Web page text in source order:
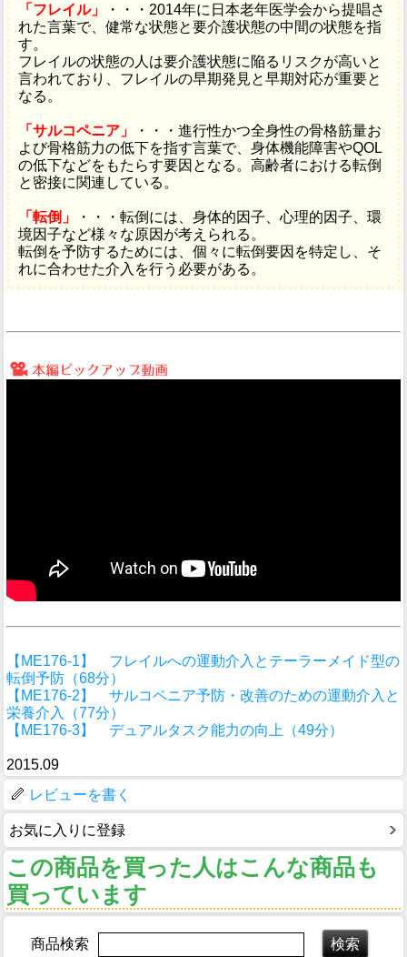
「フレイル」
・・・2014年に日本老年医学会から提唱さ
れた言葉で、健常な状態と要介護状態の中間の状態を指
す。
フレイルの状態の人は要介護状態に陥るリスクが高いと
言われており、フレイルの早期発見と早期対応が重要と
なる。
「サルコペニア」
・・・進行性かつ全身性の骨格筋量お
よび骨格筋力の低下を指す言葉で、身体機能障害やQOL
の低下などをもたらす要因となる。高齢者における転倒
と密接に関連している。
「転倒」
・・・転倒には、身体的因子、心理的因子、環
境因子など様々な原因が考えられる。
転倒を予防するためには、個々に転倒要因を特定し、そ
れに合わせた介入を行う必要がある。
【ME176-1】 フレイルへの運動介入とテーラーメイド型の
転倒予防（68分）
【ME176-2】 サルコペニア予防・改善のための運動介入と
栄養介入（77分）
【ME176-3】 デュアルタスク能力の向上（49分）
2015.09
レビューを書く
お気に入りに登録
この商品を買った人はこんな商品も
買っています
商品検索